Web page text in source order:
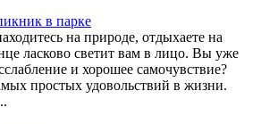
в парке
на природе, отдыхаете на
ласково светит вам в лицо. Вы уже
и хорошее самочувствие?
простых удовольствий в жизни.